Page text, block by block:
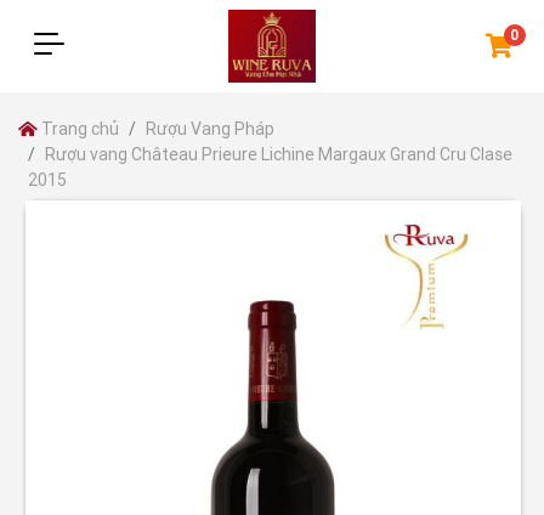
0
Trang chủ
Rượu Vang Pháp
Rượu vang Château Prieure Lichine Margaux Grand Cru Clase
2015